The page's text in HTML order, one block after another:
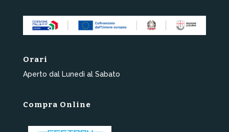
Orari
Aperto dal Lunedì al Sabato
Compra Online